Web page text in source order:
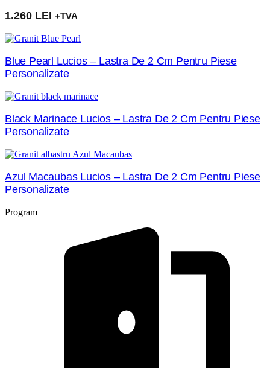
1.260 LEI +TVA
Blue Pearl Lucios – Lastra De 2 Cm Pentru Piese
Personalizate
Black Marinace Lucios – Lastra De 2 Cm Pentru Piese
Personalizate
Azul Macaubas Lucios – Lastra De 2 Cm Pentru Piese
Personalizate
Program